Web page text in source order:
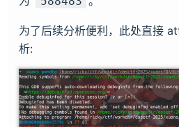
为了后续分析便利，此处直接
析: